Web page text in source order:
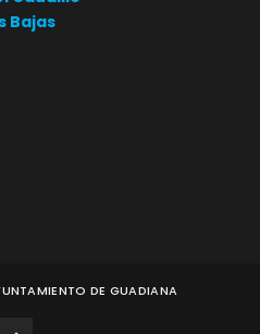
Bajas
DE GUADIANA